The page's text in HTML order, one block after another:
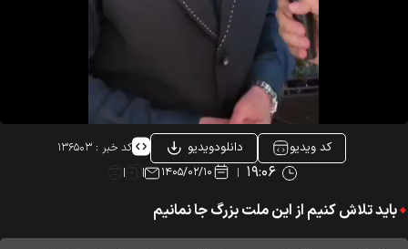
کد ویدیو دانلودویدیو کد خبر : ۱۳۶۵۰۳
۱۹:۰۶ ۱۴۰۵/۰۲/۱۰
باید تلاش کنیم از این ملت بزرگ جا نمانیم